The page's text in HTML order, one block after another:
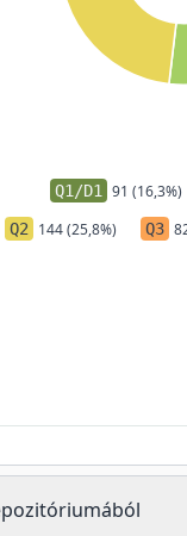
Q1/D1 91 (16,3%)
Q2 144 (25,8%) Q3